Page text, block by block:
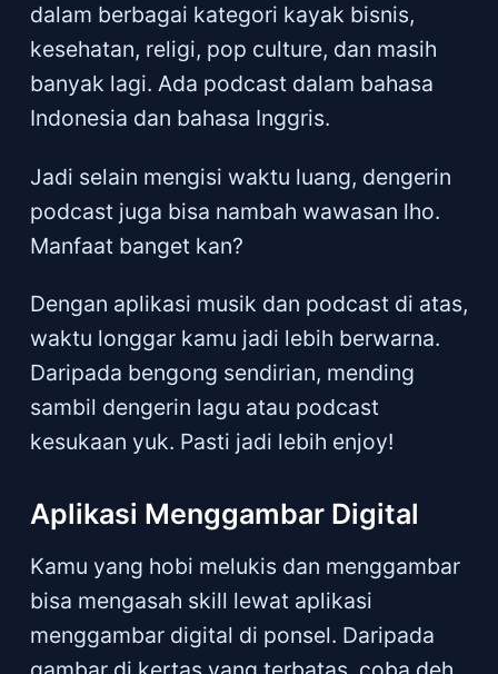
dalam berbagai kategori kayak bisnis,
kesehatan, religi, pop culture, dan masih
banyak lagi. Ada podcast dalam bahasa
Indonesia dan bahasa Inggris.
Jadi selain mengisi waktu luang, dengerin
podcast juga bisa nambah wawasan lho.
Manfaat banget kan?
Dengan aplikasi musik dan podcast di atas,
waktu longgar kamu jadi lebih berwarna.
Daripada bengong sendirian, mending
sambil dengerin lagu atau podcast
kesukaan yuk. Pasti jadi lebih enjoy!
Aplikasi Menggambar Digital
Kamu yang hobi melukis dan menggambar
bisa mengasah skill lewat aplikasi
menggambar digital di ponsel. Daripada